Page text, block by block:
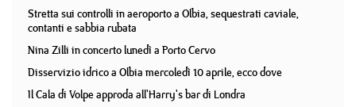
Stretta sui controlli in aeroporto a Olbia, sequestrati caviale,
contanti e sabbia rubata
Nina Zilli in concerto lunedì a Porto Cervo
Disservizio idrico a Olbia mercoledì 10 aprile, ecco dove
Il Cala di Volpe approda all'Harry's bar di Londra